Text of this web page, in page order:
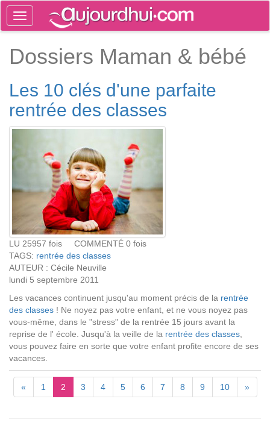
Toggle
navigation
Dossiers Maman & bébé
Les 10 clés d'une parfaite
rentrée des classes
LU 25957 fois COMMENTÉ 0 fois
TAGS: rentrée des classes
AUTEUR : Cécile Neuville
lundi 5 septembre 2011
Les vacances continuent jusqu'au moment précis de la rentrée
des classes ! Ne noyez pas votre enfant, et ne vous noyez pas
vous-même, dans le "stress" de la rentrée 15 jours avant la
reprise de l' école. Jusqu'à la veille de la rentrée des classes
vous pouvez faire en sorte que votre enfant profite encore de ses
vacances.
« 1 2 3 4 5 6 7 8 9 10 »